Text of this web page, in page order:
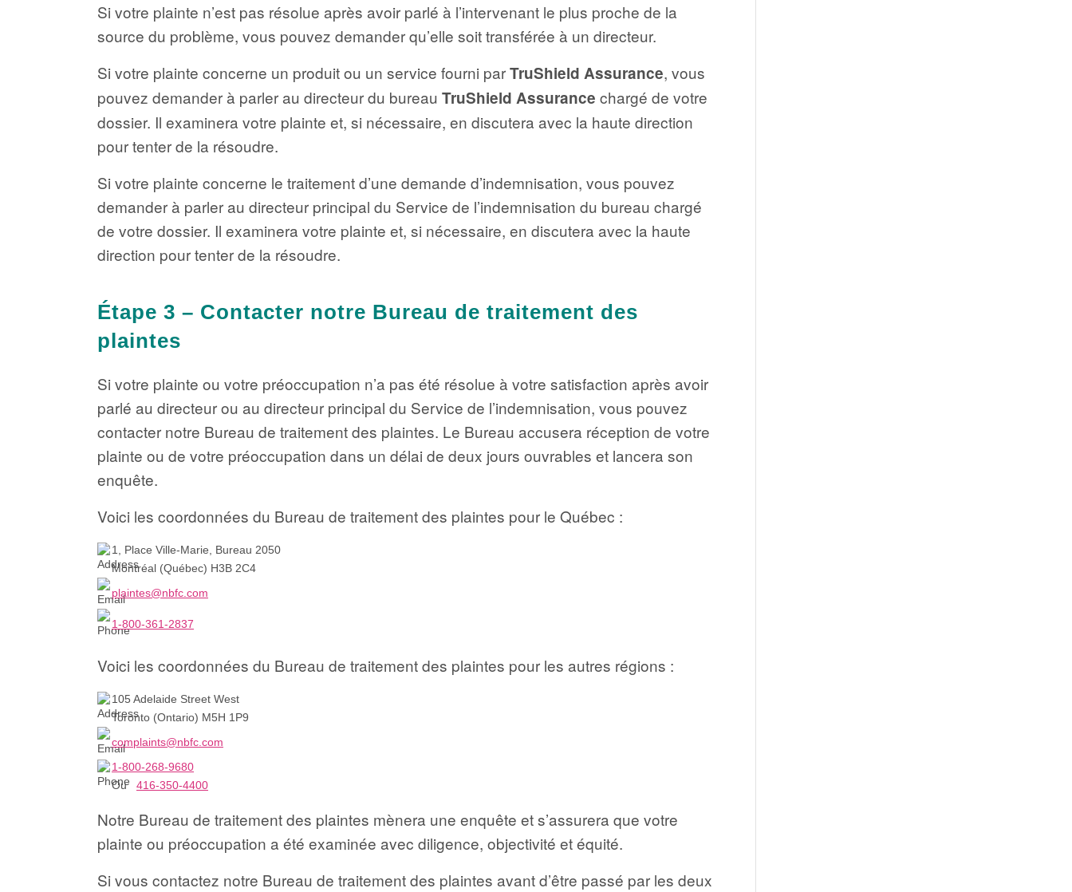
Si votre plainte n’est pas résolue après avoir parlé à l’intervenant le plus proche de la
source du problème, vous pouvez demander qu’elle soit transférée à un directeur.
Si votre plainte concerne un produit ou un service fourni parTruShield Assurance, vous
pouvez demander à parler au directeur du bureau TruShield Assurance chargé de votre
dossier. Il examinera votre plainte et, si nécessaire, en discutera avec la haute direction
pour tenter de la résoudre.
Si votre plainte concerne le traitement d’une demande d’indemnisation, vous pouvez
demander à parler au directeur principal du Service de l’indemnisation du bureau chargé
de votre dossier. Il examinera votre plainte et, si nécessaire, en discutera avec la haute
direction pour tenter de la résoudre.
Étape 3 – Contacter notre Bureau de traitement des
plaintes
Si votre plainte ou votre préoccupation n’a pas été résolue à votre satisfaction après avoir
parlé au directeur ou au directeur principal du Service de l’indemnisation, vous pouvez
contacter notre Bureau de traitement des plaintes. Le Bureau accusera réception de votre
plainte ou de votre préoccupation dans un délai de deux jours ouvrables et lancera son
enquête.
Voici les coordonnées du Bureau de traitement des plaintes pour le Québec :
1, Place Ville-Marie, Bureau 2050
Montréal (Québec) H3B 2C4
plaintes@nbfc.com
1-800-361-2837
Voici les coordonnées du Bureau de traitement des plaintes pour les autres régions :
105 Adelaide Street West
Toronto (Ontario) M5H 1P9
complaints@nbfc.com
1-800-268-9680
Ou 416-350-4400
Notre Bureau de traitement des plaintes mènera une enquête et s’assurera que votre
plainte ou préoccupation a été examinée avec diligence, objectivité et équité.
Si vous contactez notre Bureau de traitement des plaintes avant d’être passé par les deux